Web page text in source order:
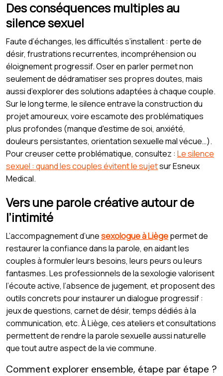
Des conséquences multiples au
silence sexuel
Faute d’échanges, les difficultés s’installent : perte de
désir, frustrations recurrentes, incompréhension ou
éloignement progressif. Oser en parler permet non
seulement de dédramatiser ses propres doutes, mais
aussi d’explorer des solutions adaptées à chaque couple.
Sur le long terme, le silence entrave la construction du
projet amoureux, voire escamote des problématiques
plus profondes (manque d'estime de soi, anxiété,
douleurs persistantes, orientation sexuelle mal vécue…).
Pour creuser cette problématique, consultez : Le silence
sexuel : quand les couples évitent le sujetsur Esneux
Medical.
Vers une parole créative autour de
l’intimité
L’accompagnement d’unesexologue à Liègepermet de
restaurer la confiance dans la parole, en aidant les
couples à formuler leurs besoins, leurs peurs ou leurs
fantasmes. Les professionnels de la sexologie valorisent
l’écoute active, l’absence de jugement, et proposent des
outils concrets pour instaurer un dialogue progressif :
jeux de questions, carnet de désir, temps dédiés à la
communication, etc. À Liège, ces ateliers et consultations
permettent de rendre la parole sexuelle aussi naturelle
que tout autre aspect de la vie commune.
Comment explorer ensemble, étape par étape ?